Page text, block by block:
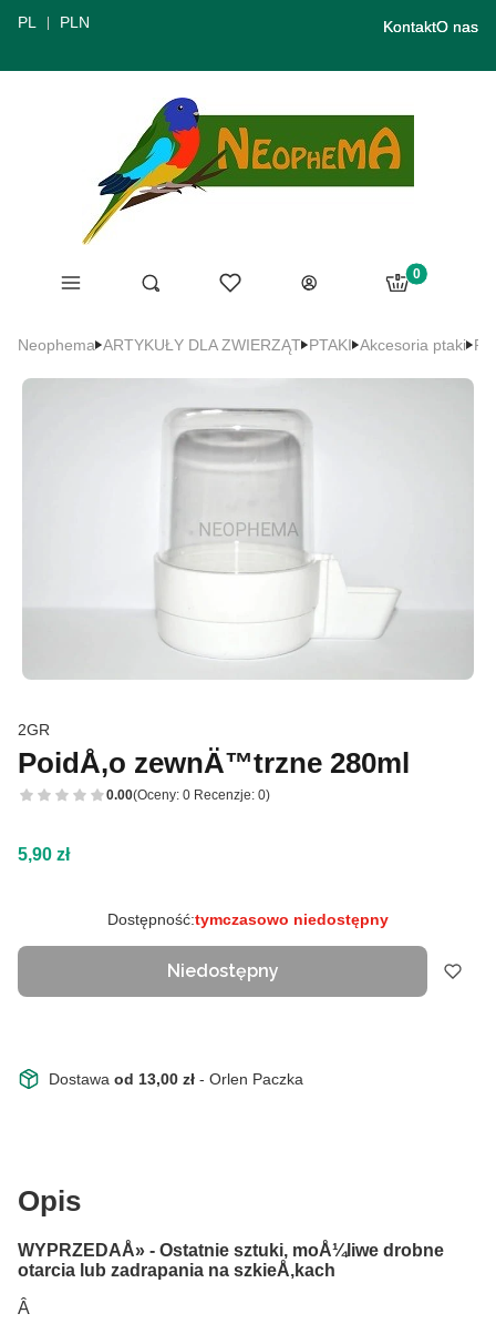
PL PLN KontaktO nas
Menu Otwórz wyszukiwarkę
Szukaj Ulubione
Zaloguj się
Produkty w
Koszyk
Neophema ARTYKUŁY DLA ZWIERZĄT PTAKI Akcesoria ptaki
2GR
PoidÅ‚o zewnÄ™trzne 280ml
0.00(Oceny: 0 Recenzje: 0)
Cena
5,90 zł
Dostępność:tymczasowo niedostępny
Niedostępny
Dostawa od 13,00 zł - Orlen Paczka
Opis
WYPRZEDAÅ» - Ostatnie sztuki, moÅ¼liwe drobne
otarcia lub zadrapania na szkieÅ‚kach
Â